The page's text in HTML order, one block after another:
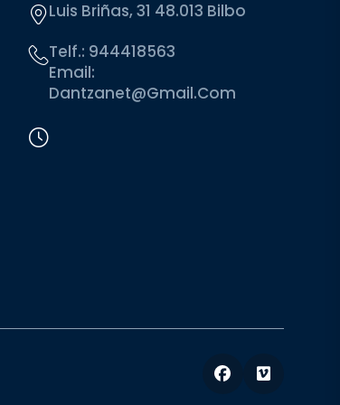
Luis Briñas, 31 48.013 Bilbo
Telf.: 944418563
Email:
Dantzanet@gmail.com
Facebook
Vimeo